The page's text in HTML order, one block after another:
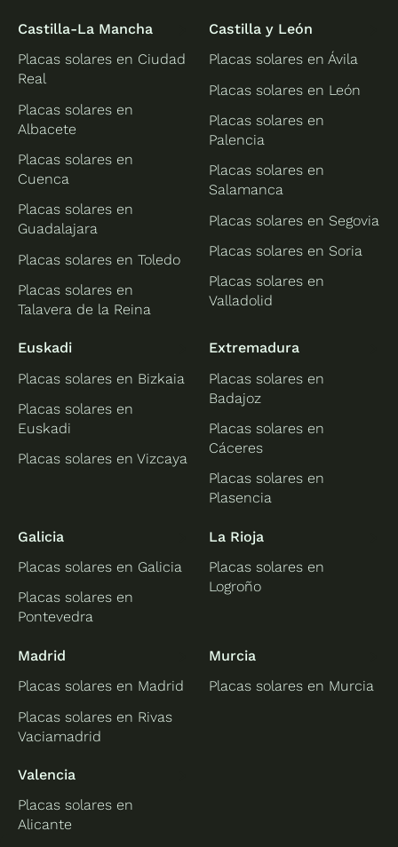
Castilla-La Mancha
Placas solares en Ciudad
Real
Placas solares en
Albacete
Placas solares en
Cuenca
Placas solares en
Guadalajara
Placas solares en Toledo
Placas solares en
Talavera de la Reina
Castilla y León
Placas solares en Ávila
Placas solares en León
Placas solares en
Palencia
Placas solares en
Salamanca
Placas solares en Segovia
Placas solares en Soria
Placas solares en
Valladolid
Euskadi
Placas solares en Bizkaia
Placas solares en
Euskadi
Placas solares en Vizcaya
Extremadura
Placas solares en
Badajoz
Placas solares en
Cáceres
Placas solares en
Plasencia
Galicia
Placas solares en Galicia
Placas solares en
Pontevedra
La Rioja
Placas solares en
Logroño
Madrid
Placas solares en Madrid
Placas solares en Rivas
Vaciamadrid
Murcia
Placas solares en Murcia
Valencia
Placas solares en
Alicante